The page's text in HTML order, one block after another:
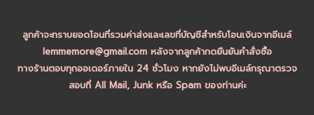
ลูกค้าจะทราบยอดโอนที่รวมค่าส่งและเลขที่บัญชีสำหรับโอนเงินจากอีเมล์
lemmemore@gmail.com หลังจากลูกค้ากดยืนยันคำสั่งซื้อ
ทางร้านตอบทุกออเดอร์ภายใน 24 ชั่วโมง หากยังไม่พบอีเมล์กรุณาตรวจ
สอบที่ All Mail, Junk หรือ Spam ของท่านค่ะ